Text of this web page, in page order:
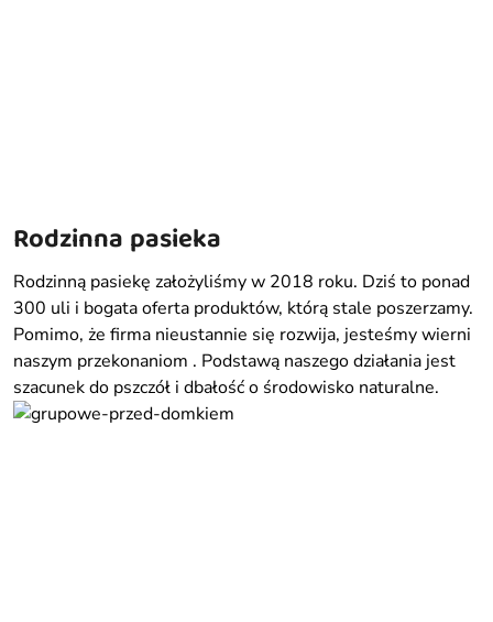
Rodzinna pasieka
Rodzinną pasiekę założyliśmy w 2018 roku. Dziś to ponad
300 uli i bogata oferta produktów, którą stale poszerzamy.
Pomimo, że firma nieustannie się rozwija, jesteśmy wierni
naszym przekonaniom . Podstawą naszego działania jest
szacunek do pszczół i dbałość o środowisko naturalne.